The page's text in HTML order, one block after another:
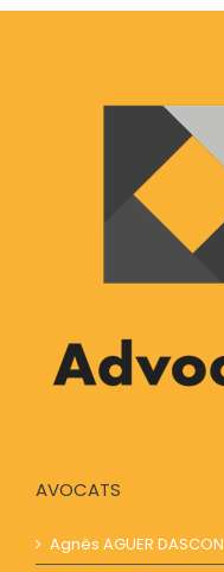
AVOCATS
Agnès AGUER​​ DASCON